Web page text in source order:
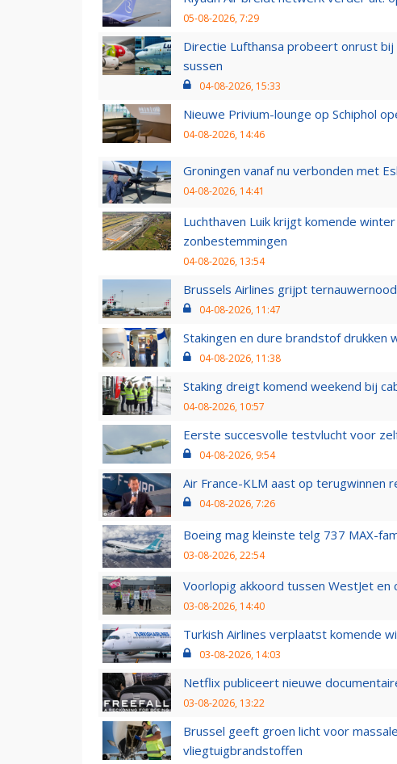
05-08-2026, 7:29
Directie Lufthansa probeert onrust
sussen
04-08-2026, 15:33
Nieuwe Privium-lounge op Schiphol
04-08-2026, 14:46
Groningen vanaf nu verbonden met
04-08-2026, 14:41
Luchthaven Luik krijgt komende
zonbestemmingen
04-08-2026, 13:54
Brussels Airlines grijpt
04-08-2026, 11:47
Stakingen en dure brandstof drukken
04-08-2026, 11:38
Staking dreigt komend weekend bij
04-08-2026, 10:57
Eerste succesvolle testvlucht voor
04-08-2026, 9:54
Air France-KLM aast op terugwinnen
04-08-2026, 7:26
Boeing mag kleinste telg 737 MAX-
03-08-2026, 22:54
Voorlopig akkoord tussen WestJet
03-08-2026, 14:40
Turkish Airlines verplaatst komende
03-08-2026, 14:03
Netflix publiceert nieuwe
03-08-2026, 13:22
Brussel geeft groen licht voor
vliegtuigbrandstoffen